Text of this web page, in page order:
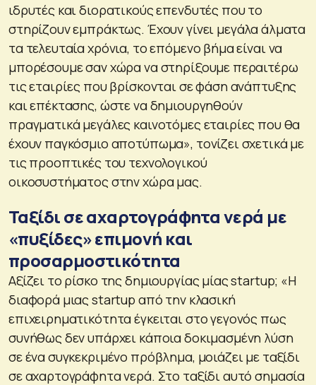
ιδρυτές και διορατικούς επενδυτές που το
στηρίζουν εμπράκτως. Έχουν γίνει μεγάλα άλματα
τα τελευταία χρόνια, το επόμενο βήμα είναι να
μπορέσουμε σαν χώρα να στηρίξουμε περαιτέρω
τις εταιρίες που βρίσκονται σε φάση ανάπτυξης
και επέκτασης, ώστε να δημιουργηθούν
πραγματικά μεγάλες καινοτόμες εταιρίες που θα
έχουν παγκόσμιο αποτύπωμα», τονίζει σχετικά με
τις προοπτικές του τεχνολογικού
οικοσυστήματος στην χώρα μας.
Ταξίδι σε αχαρτογράφητα νερά με
«πυξίδες» επιμονή και
προσαρμοστικότητα
Αξίζει το ρίσκο της δημιουργίας μίας startup; «Η
διαφορά μιας startup από την κλασική
επιχειρηματικότητα έγκειται στο γεγονός πως
συνήθως δεν υπάρχει κάποια δοκιμασμένη λύση
σε ένα συγκεκριμένο πρόβλημα, μοιάζει με ταξίδι
σε αχαρτογράφητα νερά. Στο ταξίδι αυτό σημασία